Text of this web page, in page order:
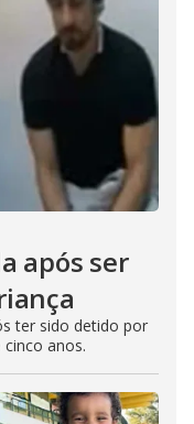
após ser
ter sido detido por
anos.